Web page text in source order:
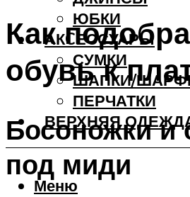
ЮБКИ
АКCЕССУАРЫ
СУМКИ
ШАПКИ/
ПЕРЧАТКИ
ВЕРХНЯЯ
Меню
Как
обувь к
Босоножки и
под миди